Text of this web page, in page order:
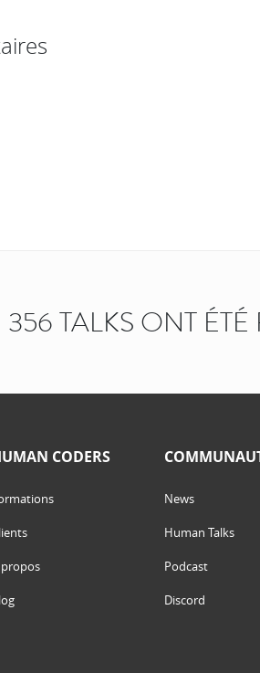
356 TALKS ONT ÉTÉ
CODERS
News
Human Talks
Podcast
Discord